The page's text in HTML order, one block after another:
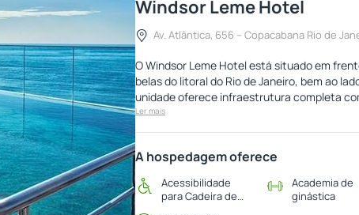
Windsor Leme Hotel
Av. Atlântica, 656 – Copacabana Rio de
O Windsor Leme Hotel está situado em
belas do litoral do Rio de Janeiro, bem ao
unidade oferece infraestrutura completa
Ler mais
A hospedagem oferece
Acessibilidade
para Cadeira de
Academia de
ginástica